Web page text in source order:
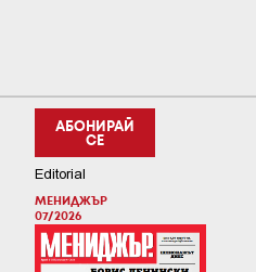
АБОНИРАЙ
СЕ
Editorial
МЕНИДЖЪР
07/2026